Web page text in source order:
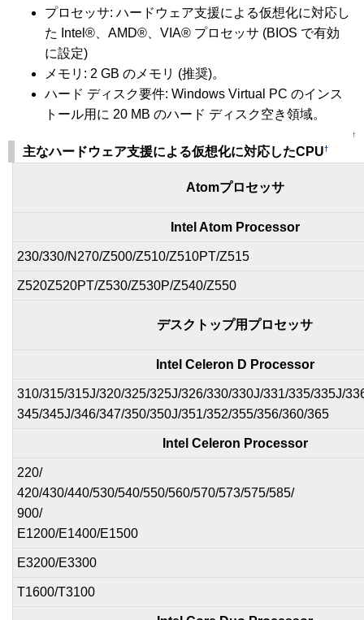
プロセッサ: ハードウェア支援による仮想化に対応し
た Intel®、AMD®、VIA® プロセッサ (BIOS で有効
に設定)
メモリ: 2 GB のメモリ (推奨)。
ハード ディスク要件: Windows Virtual PC のインス
トール用に 20 MB のハード ディスク空き領域。
↑
主なハードウェア支援による仮想化に対応したCPU†
Atomプロセッサ
Intel Atom Processor
230/330/N270/Z500/Z510/Z510PT/Z515
Z520Z520PT/Z530/Z530P/Z540/Z550
デスクトップ用プロセッサ
Intel Celeron D Processor
310/315/315J/320/325/325J/326/330/330J/331/335/335J/
345/345J/346/347/350/350J/351/352/355/356/360/365
Intel Celeron Processor
220/
420/430/440/530/540/550/560/570/573/575/585/
900/
E1200/E1400/E1500
E3200/E3300
T1600/T3100